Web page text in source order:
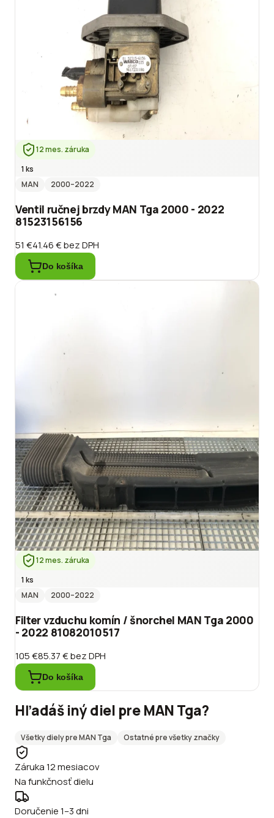
12 mes. záruka
1 ks
MAN
2000–2022
Ventil ručnej brzdy MAN Tga 2000 - 2022
81523156156
51 €41.46 €bez DPH
Do košíka
12 mes. záruka
1 ks
MAN
2000–2022
Filter vzduchu komín / šnorchel MAN Tga 2000
- 2022 81082010517
105 €85.37 €bez DPH
Do košíka
Hľadáš iný diel pre MANTga?
Všetky diely preMAN Tga Ostatnépre všetky značky
Záruka 12 mesiacov
Na funkčnosť dielu
Doručenie 1–3 dni